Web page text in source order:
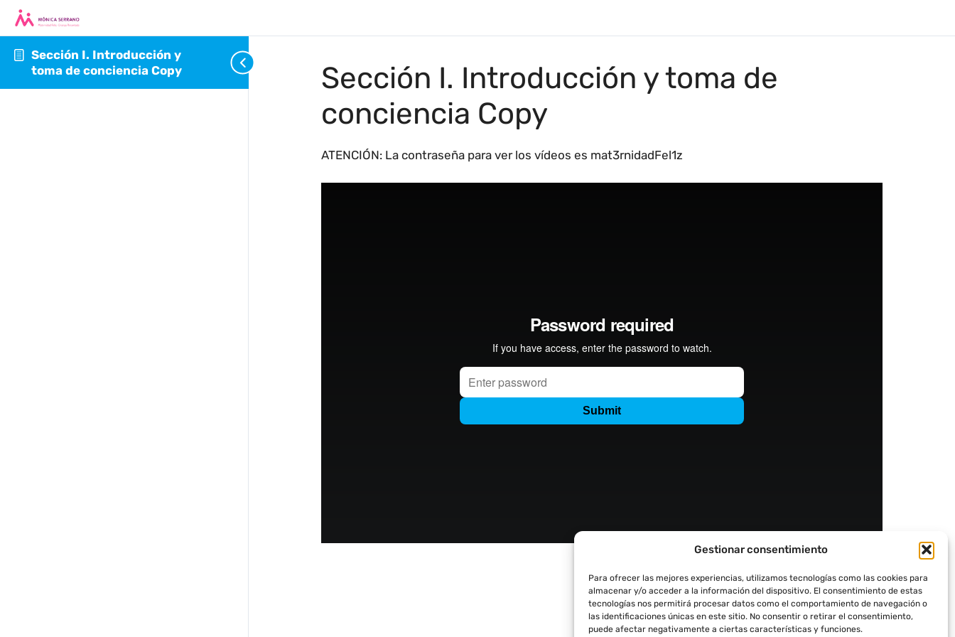
Gestionar consentimiento
Para ofrecer las mejores experiencias, utilizamos tecnologías como las cookies para
almacenar y/o acceder a la información del dispositivo. El consentimiento de estas
tecnologías nos permitirá procesar datos como el comportamiento de navegación o
las identificaciones únicas en este sitio. No consentir o retirar el consentimiento,
puede afectar negativamente a ciertas características y funciones.
Sección I. Introducción y
toma de conciencia Copy
Sección I. Introducción y toma de
conciencia Copy
ATENCIÓN: La contraseña para ver los vídeos es mat3rnidadFel1z